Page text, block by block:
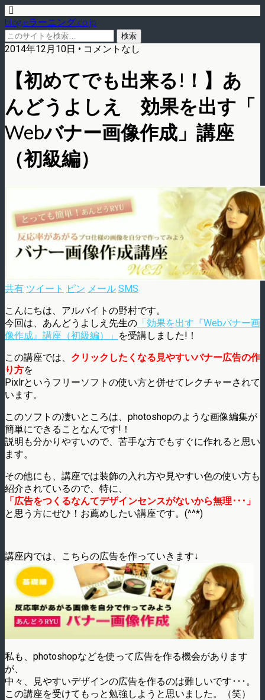
blog.eラーニング.co.jp
2014年12月10日 • コメントなし
【初めてでも出来る!！】あ
んどうよしえ 効果を出す「
Webバナー画像作成」講座
（初級編）
共有 ツイート ピン メール SMS
こんにちは、アルバイトの野村です。
今回は、あんどうよしえ先生の 「効果を出す『Webバナー画
像作成』講座（初級編）」 を受講しました!！
この講座では、 クリックしたくなる見やすいバナー広告の作
り方を
Pixlrというフリーソフトの使い方と併せてレクチャーされて
います。
このソフトの凄いところは、photoshopのような画像編集が
簡単にできることなんです!！
説明も分かりやすいので、苦手な方でもすぐに作れると思い
ます。
その他にも、講座では装飾の入れ方や見やすい色の使い方も
紹介されているので、特に、
「広告をつくるなんてデザインセンスがないから無理･･･」
と思う方にぜひ！お薦めしたい講座です。(^^*)
講座内では、こちらの広告を作っていきます↓
私も、photoshopなどを使って広告を作る機会があります
が、
中々、見やすいデザインの広告を作るのは難しいです･･･。
この講座を受けてもっと勉強しようと思いました。（笑）